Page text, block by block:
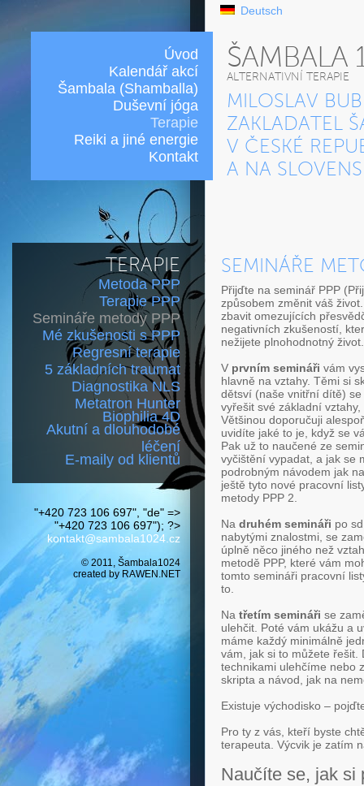
Úvod
Kalendář akcí
Šambala (Shamballa)
Duševní jóga
Terapie
Reiki a jiné energie
Kontakt
Deutsch
ŠAMBALA
ALTERNATIVNÍ TERAPIE
MILOSLAV
ZAKLADATEL
V ČESKÉ
A NA
TERAPIE
Metoda PPP
Terapie PPP
Semináře metody PPP
Mé zkušenosti s PPP
Regresní terapie
5 základních traumat
Diagnostika NLS
Metatron Hunter
Biophilia 4D
Akutní a dlouhodobé
léčení
E-maily od klientů
SEMINÁŘE
Přijďte na seminář PPP
způsobem změnit váš
zbavit omezujících
negativních zkušeností,
nežijete plnohodnotný
V prvním semináři vám
hlavně na vztahy. Těmi si
dětsví (naše vnitřní dítě)
vyřešit své základní
Většinou doporučuji
uvidíte jaké to je, když se
Pak už to naučené ze
vyčištění vypadat, a jak se
podrobným návodem jak
ještě tyto nové pracovní
metody PPP 2.
Na druhém semináři po
nabytými znalostmi, se
úplně něco jiného než
metodě PPP, které vám
tomto semináři pracovní
to.
Na třetím semináři se
ulehčit. Poté vám ukážu a
máme každý minimálně
vám, jak si to můžete řešit.
technikami ulehčíme nebo
skripta a návod, jak na
Existuje východisko –
Pro ty z vás, kteří byste
terapeuta. Výcvik je zatím
Naučíte se, jak si
"+420 723 106 697", "de" =>
"+420 723 106 697"); ?>
kontakt@sambala1024.cz
© 2011, Šambala1024
created by RAWEN.NET